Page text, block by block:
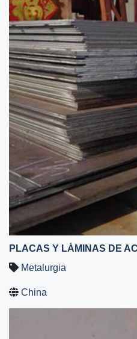
Metalurgia
China